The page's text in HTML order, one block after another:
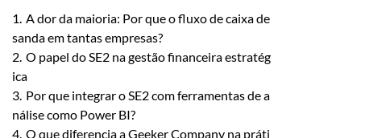
1. A dor da maioria: Por que o fluxo de caixa de
sanda em tantas empresas?
2. O papel do SE2 na gestão financeira estratég
ica
3. Por que integrar o SE2 com ferramentas de a
nálise como Power BI?
4. O que diferencia a Geeker Company na práti